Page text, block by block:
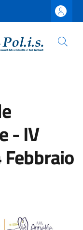
- IV